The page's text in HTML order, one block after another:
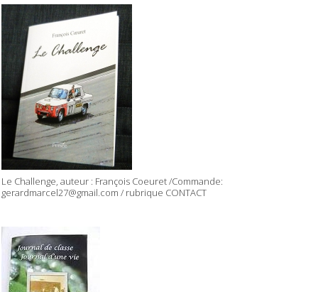
Le Challenge, auteur : François Coeuret /Commande:
gerardmarcel27@gmail.com / rubrique CONTACT